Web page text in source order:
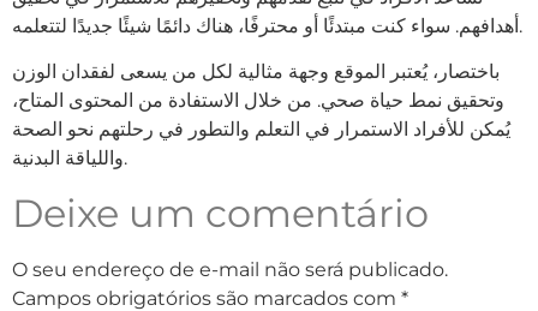
أهدافهم. سواء كنت مبتدئًا أو محترفًا، هناك دائمًا شيئًا جديدًا لتتعلمه.
باختصار، يُعتبر الموقع وجهة مثالية لكل من يسعى لفقدان الوزن
وتحقيق نمط حياة صحي. من خلال الاستفادة من المحتوى المتاح،
يُمكن للأفراد الاستمرار في التعلم والتطور في رحلتهم نحو الصحة
واللياقة البدنية.
Deixe um comentário
O seu endereço de e-mail não será publicado.
Campos obrigatórios são marcados com *